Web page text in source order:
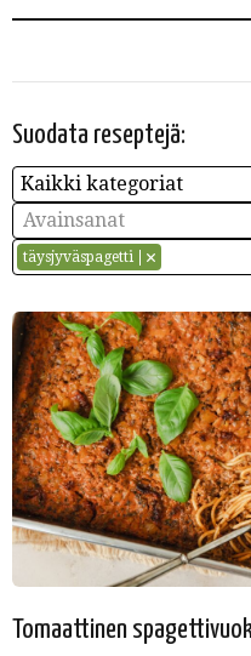
Suodata reseptejä:
Kaikki kategoriat
Avainsanat
täysjyväspagetti
Tomaattinen